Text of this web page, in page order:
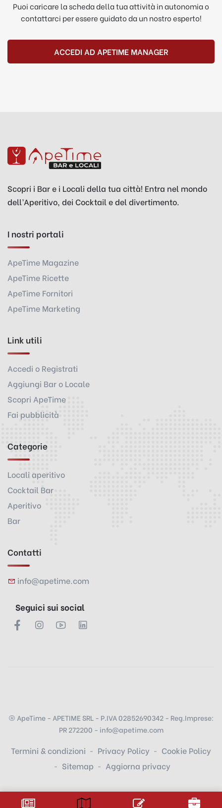
Puoi caricare la scheda della tua attività in autonomia o
contattarci per essere guidato da un nostro esperto!
ACCEDI AD APETIME MANAGER
Scopri i Bar e i Locali della tua città! Entra nel mondo
dell’Aperitivo, dei Cocktail e del divertimento.
I nostri portali
ApeTime Magazine
ApeTime Ricette
ApeTime Fornitori
ApeTime Marketing
Link utili
Accedi o Registrati
Aggiungi Bar o Locale
Scopri ApeTime
Fai pubblicità
Categorie
Locali aperitivo
Cocktail Bar
Aperitivo
Bar
Contatti
info@apetime.com
Seguici sui social
ApeTime - APETIME SRL - P.IVA 02852690342 - Reg.Imprese:
PR 272200 - info@apetime.com
Termini & condizioni Privacy Policy
Cookie Policy
Sitemap
Aggiorna privacy